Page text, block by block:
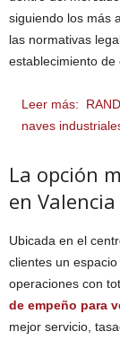
siguiendo los más
las normativas
establecimiento de
Leer más:
naves
La opción
en Valencia
Ubicada en el
clientes un
operaciones con
de empeño para
mejor servicio,